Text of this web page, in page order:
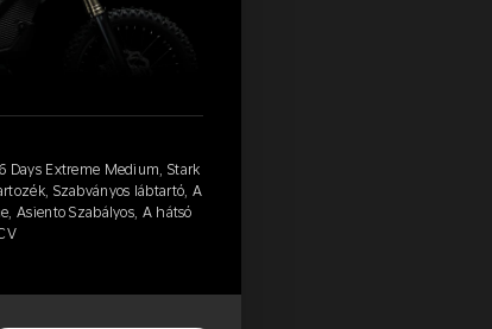
Days Extreme Medium, Stark
Szabványos lábtartó, A
Asiento Szabályos, A hátsó